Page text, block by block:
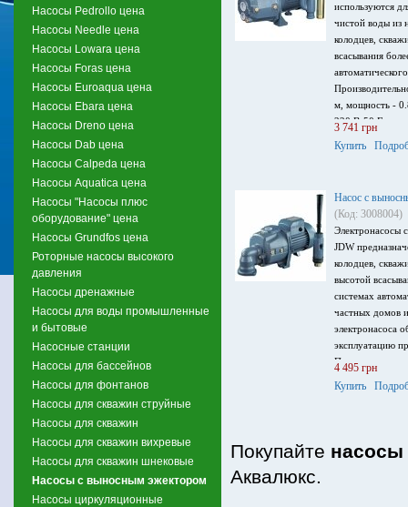
Насосы Pedrollo цена
Насосы Needle цена
Насосы Lowara цена
Насосы Foras цена
Насосы Euroaqua цена
Насосы Ebara цена
Насосы Dreno цена
Насосы Dab цена
Насосы Calpeda цена
Насосы Aquatica цена
Насосы "Насосы плюс
оборудование" цена
Насосы Grundfos цена
Роторные насосы высокого
давления
Насосы дренажные
Насосы для воды промышленные
и бытовые
Насосные станции
Насосы для бассейнов
Насосы для фонтанов
Насосы для скважин струйные
Насосы для скважин
Насосы для скважин вихревые
Насосы для скважин шнековые
Насосы с выносным эжектором
Насосы циркуляционные
используются
чистой воды из
колодцев,
всасывания
м, мощность -
220 В-50 Гц.
3 741 грн
Купить
Насос с
(Код: 3008004)
Электронасосы
JDW
колодцев,
высотой
системах
частных домов
электронасоса
эксплуатацию
кВт, напор: 60
В.
4 495 грн
Купить
Покупайте
Аквалюкс.